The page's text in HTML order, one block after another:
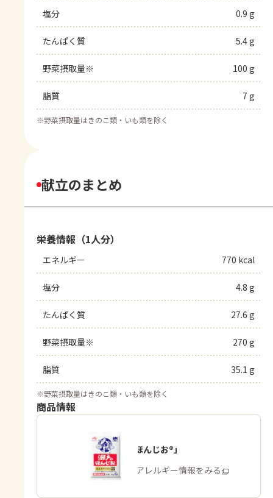
塩分 0.9 g
たんぱく質 5.4 g
野菜摂取量※ 100 g
脂質 7 g
※野菜摂取量はきのこ類・いも類を除く
献立のまとめ
栄養情報（1人分）
エネルギー 770 kcal
塩分 4.8 g
たんぱく質 27.6 g
野菜摂取量※ 270 g
脂質 35.1 g
※野菜摂取量はきのこ類・いも類を除く
商品情報
「瀬戸のほんじお®」
商品・アレルギー情報をみる